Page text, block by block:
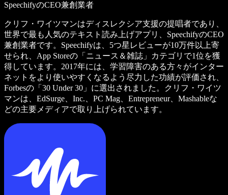
SpeechifyのCEO兼創業者
クリフ・ワイツマンはディスレクシア支援の提唱者であり、
世界で最も人気のテキスト読み上げアプリ、SpeechifyのCEO
兼創業者です。Speechifyは、5つ星レビューが10万件以上寄
せられ、App Storeの「ニュース＆雑誌」カテゴリで1位を獲
得しています。2017年には、学習障害のある方々がインター
ネットをより使いやすくなるよう尽力した功績が評価され、
Forbesの「30 Under 30」に選出されました。クリフ・ワイツ
マンは、EdSurge、Inc.、PC Mag、Entrepreneur、Mashableな
どの主要メディアで取り上げられています。